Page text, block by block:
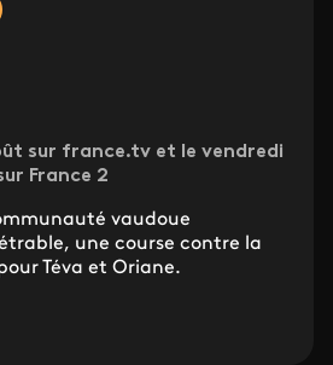
sur france.tv et le vendredi
France 2
vaudoue
une course contre la
Téva et Oriane.